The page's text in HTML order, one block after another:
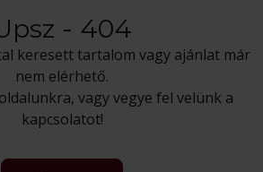
- 404
keresett tartalom vagy ajánlat már
nem elérhető.
vagy vegye fel velünk a
kapcsolatot!